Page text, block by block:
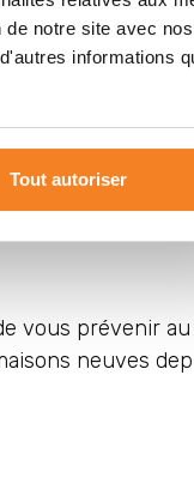
notre site avec nos
informations
Tout autoriser
vous prévenir
neuves